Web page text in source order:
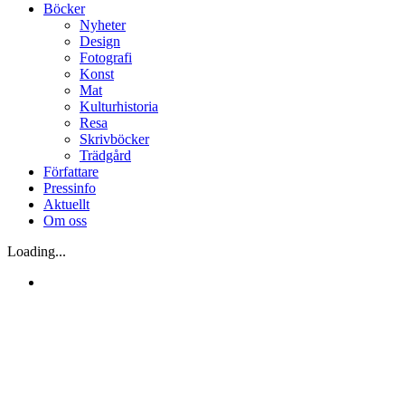
Böcker
Nyheter
Design
Fotografi
Konst
Mat
Kulturhistoria
Resa
Skrivböcker
Trädgård
Författare
Pressinfo
Aktuellt
Om oss
Loading...